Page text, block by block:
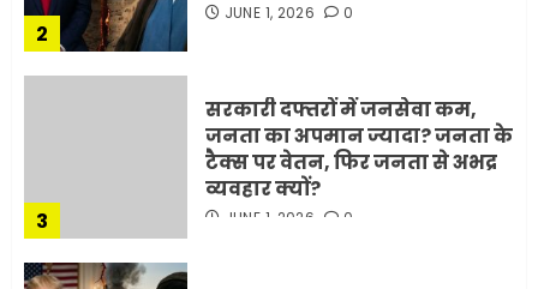
2
JUNE 1, 2026 0
3
सरकारी दफ्तरों में जनसेवा कम,
जनता का अपमान ज्यादा? जनता के
टैक्स पर वेतन, फिर जनता से अभद्र
व्यवहार क्यों?
JUNE 1, 2026 0